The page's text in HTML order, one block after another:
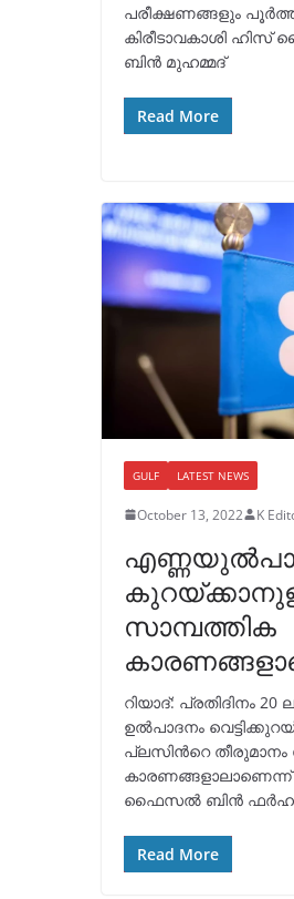
പരീക്ഷണങ്ങളും
കിരീടാവകാശി
ബിൻ മുഹമ്മദ്
Read More
GULF LATEST NEWS
October 13, 2022 K
സാമ്പത്തിക
റിയാദ്: പ്രതിദിനം
ഉൽപാദനം
പ്ലസിന്‍റെ തീരുമാനം
കാരണങ്ങളാലാണെന്ന്
ഫൈസൽ ബിൻ
Read More